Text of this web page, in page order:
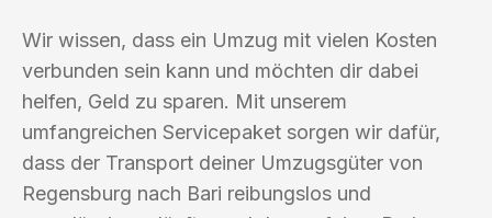
Wir wissen, dass ein Umzug mit vielen Kosten
verbunden sein kann und möchten dir dabei
helfen, Geld zu sparen. Mit unserem
umfangreichen Servicepaket sorgen wir dafür,
dass der Transport deiner Umzugsgüter von
Regensburg nach Bari reibungslos und